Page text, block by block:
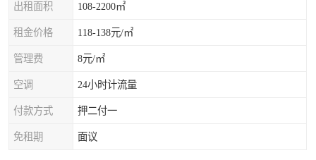
出租面积 108-2200㎡
租金价格 118-138元/㎡
管理费 8元/㎡
空调 24小时计流量
付款方式 押二付一
免租期 面议
龙华观澜